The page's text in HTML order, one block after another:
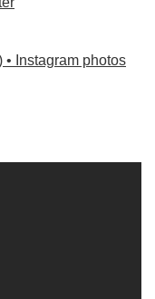
Instagram photos